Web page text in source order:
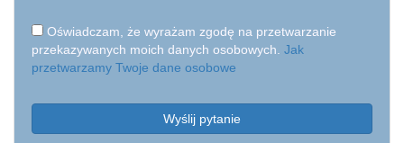
Oświadczam, że wyrażam zgodę na przetwarzanie
przekazywanych moich danych osobowych. Jak
przetwarzamy Twoje dane osobowe
Wyślij pytanie